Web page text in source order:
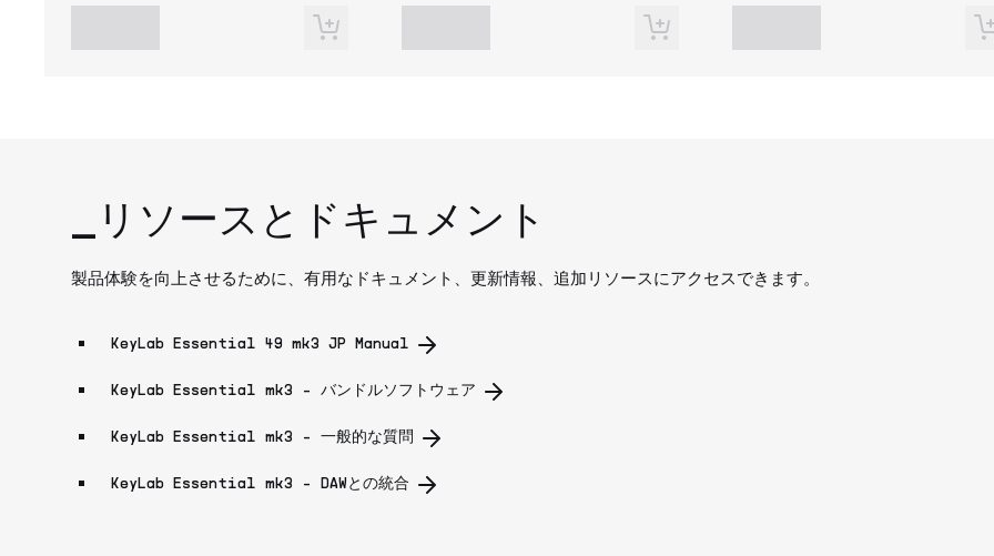
_リソースとドキュメント
製品体験を向上させるために、有用なドキュメント、更新情報、追加リソースにアクセスできます。
KeyLab Essential 49 mk3 JP Manual
KeyLab Essential mk3 - バンドルソフトウェア
KeyLab Essential mk3 - 一般的な質問
KeyLab Essential mk3 - DAWとの統合